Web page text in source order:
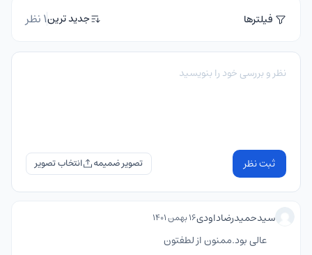
فیلترها جدید ترین1 نظر
ثبت نظر تصویر ضمیمه
سیدحمیدرضاداودی۱۶ بهمن ۱۴۰۱
عالی بود.ممنون از لطفتون